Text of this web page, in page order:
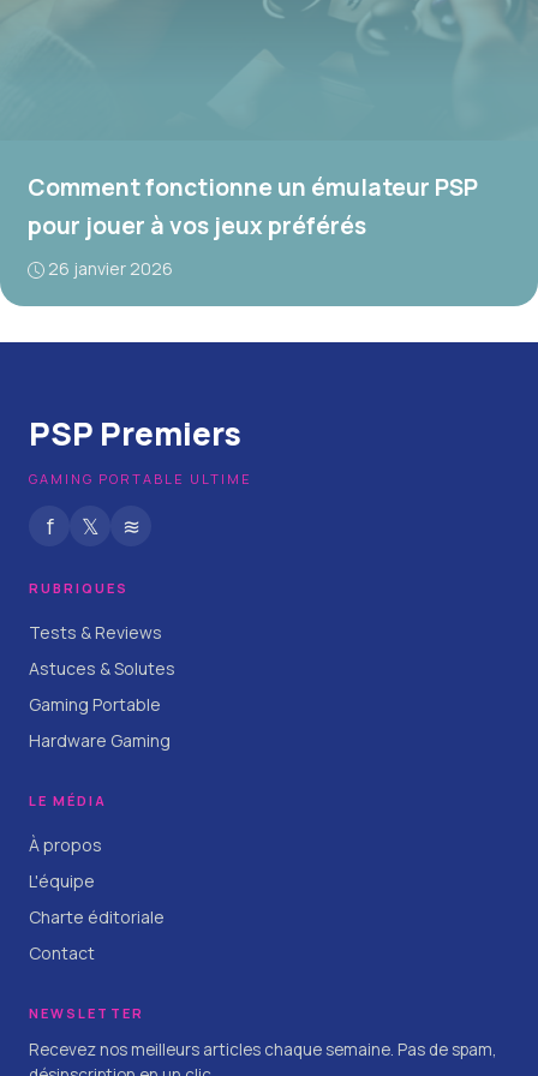
Comment fonctionne un émulateur PSP
pour jouer à vos jeux préférés
26 janvier 2026
PSP Premiers
GAMING PORTABLE ULTIME
f 𝕏 ≋
RUBRIQUES
Tests & Reviews
Astuces & Solutes
Gaming Portable
Hardware Gaming
LE MÉDIA
À propos
L'équipe
Charte éditoriale
Contact
NEWSLETTER
Recevez nos meilleurs articles chaque semaine. Pas de spam,